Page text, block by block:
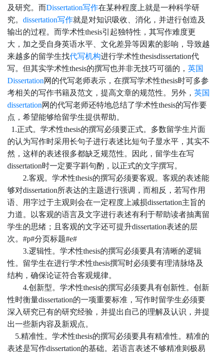
及研究。而Dissertation写作在某种程度上就是一种科学研
究。 dissertation写作就是对知识吸收、消化，并进行创造及
输出的过程。而学术性thesis引起独特性，其写作难度更
大，加之受自身英语水平、文化差异等因素的影响，导致越
来越多的留学生找代写机构进行学术性thesisdissertation代
写。但其实学术性thesis的撰写也并非无技巧可循的， 英国
Dissertation网的代写老师表示，在撰写学术性thesis时可多参
考相关的写作书籍及范文，提高文章的规范性。另外， 英国
dissertation网的代写老师还特地总结了学术性thesis的写作要
点，希望能够给留学生提供帮助。
1.正式。 学术性thesis的撰写必须要正式。多数留学生片面
的认为写作时采用长句子进行表述比短句子显水平，其实不
然，这样的表述很多都缺乏规范性。因此，留学生在写
dissertation时一定要字斟句酌，以正式的文字撰写。
2.客观。 学术性thesis的撰写必须要客观。客观的表述能
够对dissertation所表达的主题进行强调，而相反，若写作用
语、用字过于主观则会在一定程度上减损dissertation主旨的
力道。以客观的语言及文字进行表述有利于帮助读者抽离留
学生的思绪；且客观的文字还可提升dissertation表述的层
次。#p#分页标题#e#
3.逻辑性。 学术性thesis的撰写必须要具有清晰的逻辑
性。留学生在进行学术性thesis撰写时必须要有理清脉络及
结构，确保论证符合客观规律。
4.创新型。 学术性thesis的撰写必须要具有创新性。创新
性时衡量dissertation的一项重要标准，写作时留学生必须要
深入研究已有的研究经验，并提出自己的理解及认识，并提
出一些新内容及新观点。
5.精准性。 学术性thesis的撰写必须要具有精准性。精准的
表述是写作dissertation的基础。若语言表述不够精准则极易